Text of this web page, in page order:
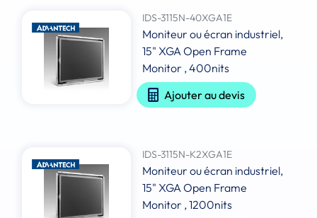
IDS-3115N-40XGA1E
Moniteur ou écran industriel,
15" XGA Open Frame
Monitor , 400nits
Ajouter au devis
IDS-3115N-K2XGA1E
Moniteur ou écran industriel,
15" XGA Open Frame
Monitor , 1200nits